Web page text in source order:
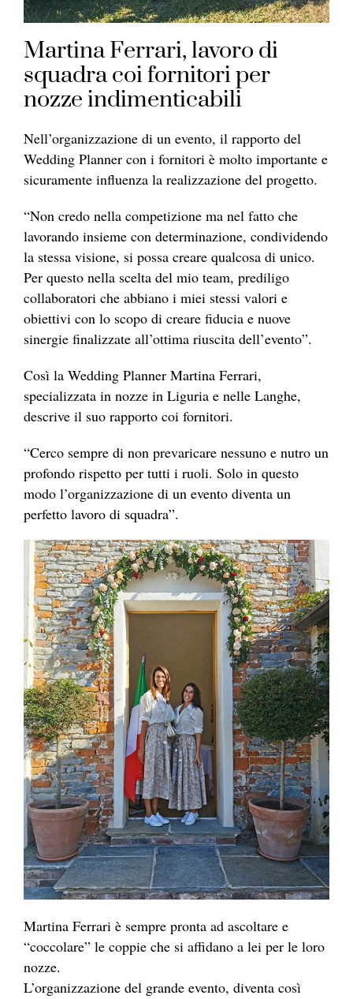
Martina Ferrari, lavoro di
squadra coi fornitori per
nozze indimenticabili
Nell’organizzazione di un evento, il rapporto del
Wedding Planner con i fornitori è molto importante e
sicuramente influenza la realizzazione del progetto.
“Non credo nella competizione ma nel fatto che
lavorando insieme con determinazione, condividendo
la stessa visione, si possa creare qualcosa di unico.
Per questo nella scelta del mio team, prediligo
collaboratori che abbiano i miei stessi valori e
obiettivi con lo scopo di creare fiducia e nuove
sinergie finalizzate all’ottima riuscita dell’evento”.
Così la Wedding Planner Martina Ferrari,
specializzata in nozze in Liguria e nelle Langhe,
descrive il suo rapporto coi fornitori.
“Cerco sempre di non prevaricare nessuno e nutro un
profondo rispetto per tutti i ruoli. Solo in questo
modo l’organizzazione di un evento diventa un
perfetto lavoro di squadra”.
Martina Ferrari è sempre pronta ad ascoltare e
“coccolare” le coppie che si affidano a lei per le loro
nozze.
L’organizzazione del grande evento, diventa così